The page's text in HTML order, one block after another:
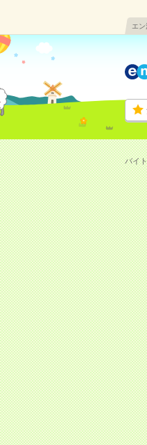
エン
バイ